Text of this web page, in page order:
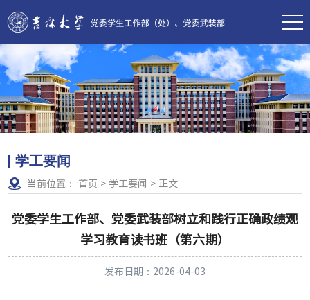
学工要闻
当前位置： 首页 > 学工要闻 > 正文
党委学生工作部、党委武装部树立和践行正确政绩观
学习教育读书班（第六期）
发布日期：2026-04-03